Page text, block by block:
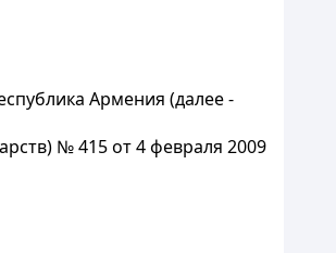
Армения (далее -
№ 415 от 4 февраля 2009